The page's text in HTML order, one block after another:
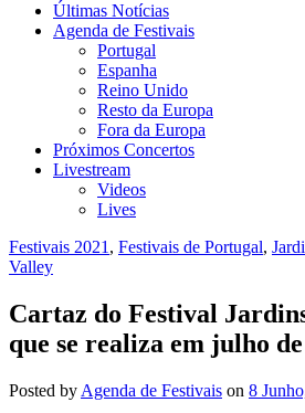
Últimas Notícias
Agenda de Festivais
Portugal
Espanha
Reino Unido
Resto da Europa
Fora da Europa
Próximos Concertos
Livestream
Videos
Lives
Festivais 2021 , Festivais de Portugal,
Valley
Cartaz do Festival
que se realiza em julho de
Posted by Agenda de Festivais on 8